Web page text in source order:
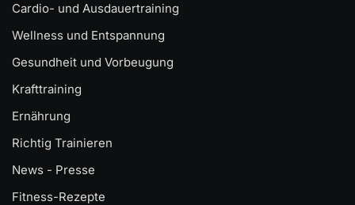
Cardio- und Ausdauertraining
Wellness und Entspannung
Gesundheit und Vorbeugung
Krafttraining
Ernährung
Richtig Trainieren
News - Presse
Fitness-Rezepte